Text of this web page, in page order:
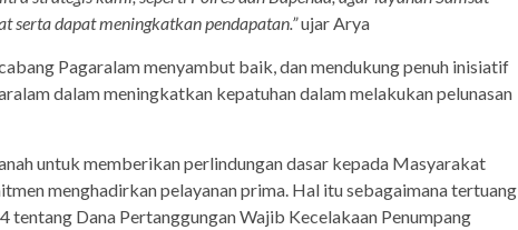
serta dapat meningkatkan pendapatan.”ujar Arya
Pagaralam menyambut baik, dan mendukung penuh inisiatif
dalam meningkatkan kepatuhan dalam melakukan pelunasan
untuk memberikan perlindungan dasar kepada Masyarakat
menghadirkan pelayanan prima. Hal itu sebagaimana tertuang
tentang Dana Pertanggungan Wajib Kecelakaan Penumpang